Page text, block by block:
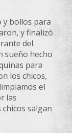
y bollos para
y finalizó
del
sueño hecho
para
los chicos,
el
las
salgan